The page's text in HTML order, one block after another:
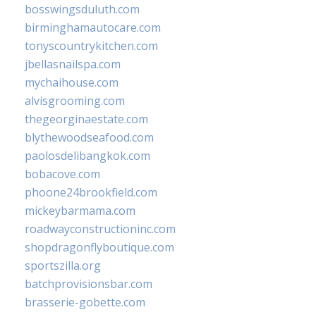
bosswingsduluth.com
birminghamautocare.com
tonyscountrykitchen.com
jbellasnailspa.com
mychaihouse.com
alvisgrooming.com
thegeorginaestate.com
blythewoodseafood.com
paolosdelibangkok.com
bobacove.com
phoone24brookfield.com
mickeybarmama.com
roadwayconstructioninc.com
shopdragonflyboutique.com
sportszilla.org
batchprovisionsbar.com
brasserie-gobette.com